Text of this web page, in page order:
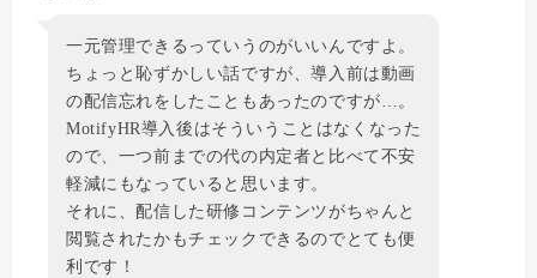
一元管理できるっていうのがいいんですよ。
ちょっと恥ずかしい話ですが、導入前は動画
の配信忘れをしたこともあったのですが…。
MotifyHR導入後はそういうことはなくなった
ので、一つ前までの代の内定者と比べて不安
軽減にもなっていると思います。
それに、配信した研修コンテンツがちゃんと
閲覧されたかもチェックできるのでとても便
利です！